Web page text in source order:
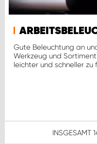
Gute Beleuchtung an
Werkzeug und
leichter und schneller zu
INSGESAMT